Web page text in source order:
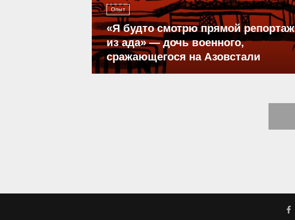
Опыт
«Я будто смотрю прямой репортаж
из ада» — дочь военного,
сражающегося на Азовстали